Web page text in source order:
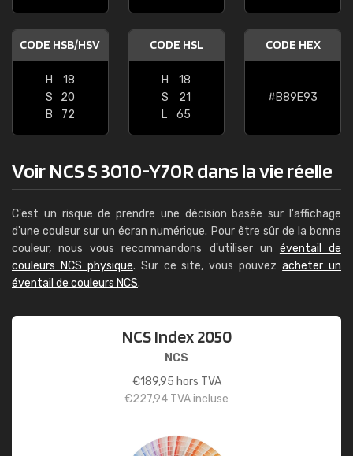
CODE HSB/HSV
H
18
S
20
B
72
CODE HSL
H
18
S
21
L
65
CODE HEX
#B89E93
Voir NCS S 3010-Y70R dans la vie réelle
C'est un risque de prendre une décision basée sur l'affichage
d'une couleur sur un écran numérique. Pour être sûr de la bonne
couleur, nous vous recommandons d'utiliser un éventail de
couleurs NCS physique. Sur ce site, vous pouvezacheter un
éventail de couleurs NCS.
NCS Index 2050
NCS
€189,95 hors TVA
€227,94 TVA incluse